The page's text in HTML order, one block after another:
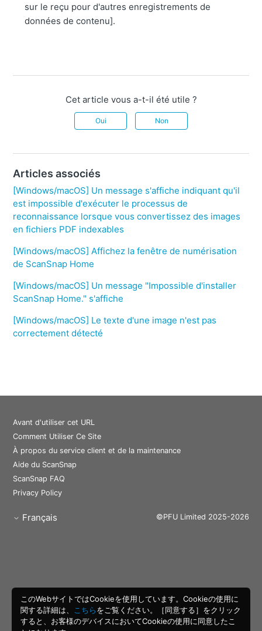
sur le reçu pour d'autres enregistrements de
données de contenu].
Cet article vous a-t-il été utile ?
Oui Non
Articles associés
[Windows/macOS] Un message s'affiche indiquant qu'il
est impossible d'exécuter le processus de
reconnaissance lorsque vous convertissez des images
en fichiers PDF indexables
[Windows/macOS] Affichez la fenêtre de numérisation
de ScanSnap Home
[Windows/macOS] Un message "Impossible d'installer
ScanSnap Home." s'affiche
[Windows/macOS] Le texte d'une image n'est pas
correctement détecté
Avant d'utiliser cet URL
Comment Utiliser Ce Site
À propos du service client et de la maintenance
Aide du ScanSnap
ScanSnap FAQ
Privacy Policy
Français ©PFU Limited 2025-2026
このWebサイトではCookieを使用しています。Cookieの使用に
関する詳細は、
こちらをご覧ください。［同意する］をクリック
すると、お客様のデバイスにおいてCookieの使用に同意したこ